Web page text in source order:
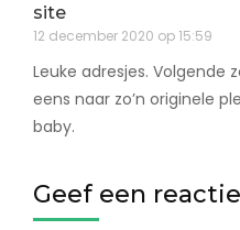
site
12 december 2020 op 15:59
Leuke adresjes. Volgende
eens naar zo’n originele
baby.
Geef een reactie